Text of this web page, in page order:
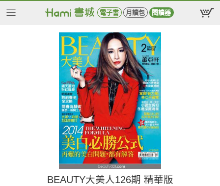
電子書 月讀包 閱讀器
BEAUTY大美人126期 精華版